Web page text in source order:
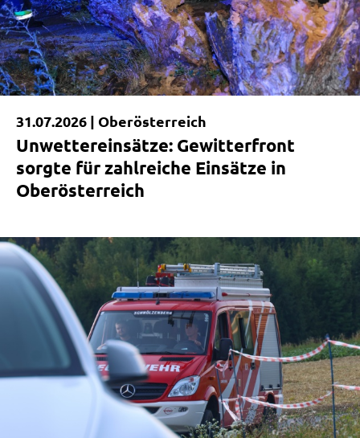
31.07.2026 | Oberösterreich
Unwettereinsätze: Gewitterfront
sorgte für zahlreiche Einsätze in
Oberösterreich